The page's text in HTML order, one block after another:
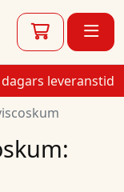
dagars leveranstid